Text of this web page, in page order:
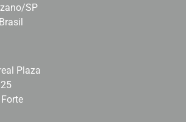
SP
Plaza